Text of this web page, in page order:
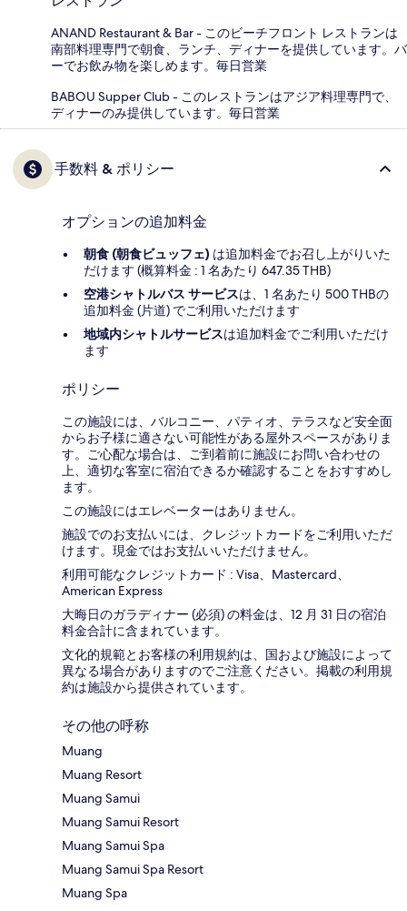
ANAND Restaurant & Bar - このビーチフロント レストランは
南部料理専門で朝食、ランチ、ディナーを提供しています。バ
ーでお飲み物を楽しめます。毎日営業
BABOU Supper Club - このレストランはアジア料理専門で、
ディナーのみ提供しています。毎日営業
手数料 & ポリシー
オプションの追加料金
朝食 (朝食ビュッフェ) は追加料金でお召し上がりいた
だけます (概算料金 : 1 名あたり 647.35 THB)
空港シャトルバス サービスは、1 名あたり 500 THBの
追加料金 (片道) でご利用いただけます
地域内シャトルサービスは追加料金でご利用いただけ
ます
ポリシー
この施設には、バルコニー、パティオ、テラスなど安全面
からお子様に適さない可能性がある屋外スペースがありま
す。ご心配な場合は、ご到着前に施設にお問い合わせの
上、適切な客室に宿泊できるか確認することをおすすめし
ます。
この施設にはエレベーターはありません。
施設でのお支払いには、クレジットカードをご利用いただ
けます。現金ではお支払いいただけません。
利用可能なクレジットカード : Visa、Mastercard、
American Express
大晦日のガラディナー (必須) の料金は、12 月 31 日の宿泊
料金合計に含まれています。
文化的規範とお客様の利用規約は、国および施設によって
異なる場合がありますのでご注意ください。掲載の利用規
約は施設から提供されています。
その他の呼称
Muang
Muang Resort
Muang Samui
Muang Samui Resort
Muang Samui Spa
Muang Samui Spa Resort
Muang Spa